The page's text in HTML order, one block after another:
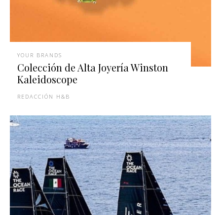
YOUR BRANDS
Colección de Alta Joyería Winston
Kaleidoscope
REDACCIÓN H&B